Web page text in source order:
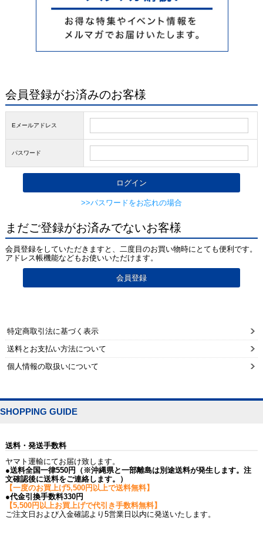
会員登録がお済みのお客様
Eメールアドレス
パスワード
>>パスワードをお忘れの場合
まだご登録がお済みでないお客様
会員登録をしていただきますと、二度目のお買い物時にとても便利です。
アドレス帳機能などもお使いいただけます。
特定商取引法に基づく表示
送料とお支払い方法について
個人情報の取扱いについて
SHOPPING GUIDE
送料・発送手数料
ヤマト運輸にてお届け致します。
●送料全国一律550円（※沖縄県と一部離島は別途送料が発生します。注
文確認後に送料をご連絡します。）
【一度のお買上げ5,500円以上で送料無料】
●代金引換手数料330円
【5,500円以上お買上げで代引き手数料無料】
ご注文日および入金確認より5営業日以内に発送いたします。